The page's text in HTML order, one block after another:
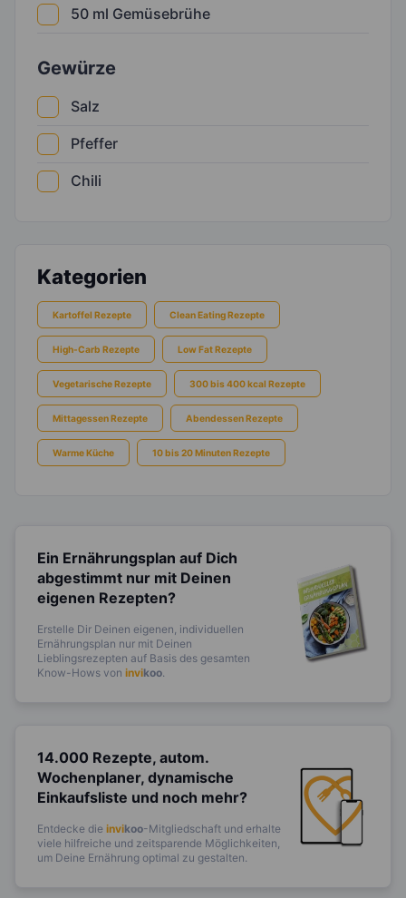
50 ml Gemüsebrühe
Gewürze
Salz
Pfeffer
Chili
Kategorien
Kartoffel Rezepte Clean Eating Rezepte
High-Carb Rezepte Low Fat Rezepte
Vegetarische Rezepte 300 bis 400 kcal Rezepte
Mittagessen Rezepte Abendessen Rezepte
Warme Küche 10 bis 20 Minuten Rezepte
Ein Ernährungsplan auf Dich
abgestimmt nur mit Deinen
eigenen Rezepten?
Erstelle Dir Deinen eigenen, individuellen
Ernährungsplan nur mit Deinen
Lieblingsrezepten auf Basis des gesamten
Know-Hows von invikoo
14.000 Rezepte, autom.
Wochenplaner, dynamische
Einkaufsliste und noch mehr?
Entdecke die invikoo-Mitgliedschaft und erhalte
viele hilfreiche und zeitsparende Möglichkeiten,
um Deine Ernährung optimal zu gestalten.